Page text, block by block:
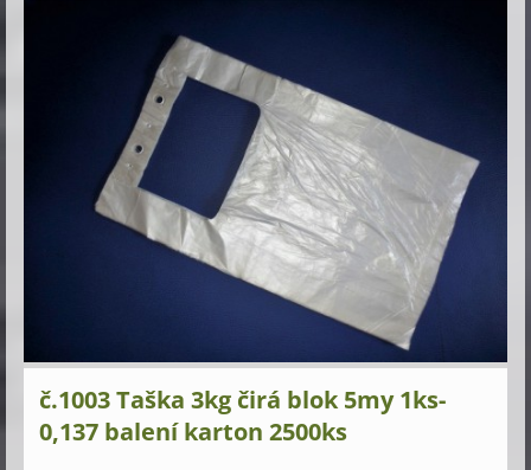
č.1003 Taška 3kg čirá blok 5my 1ks-
0,137 balení karton 2500ks